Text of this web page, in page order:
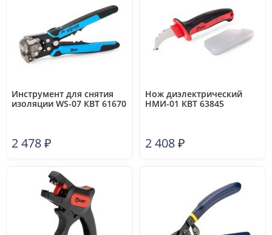
Инструмент для снятия
изоляции WS-07 КВТ 61670
2 478₽
Нож диэлектрический
НМИ-01 КВТ 63845
2 408₽